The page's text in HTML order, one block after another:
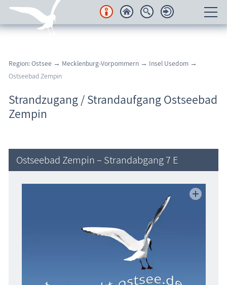
Regionales
Urlaubsorte
Karten
Wissenswertes
Region: Ostsee → Mecklenburg-Vorpommern → Insel Usedom →
Ostseebad Zempin
Strandzugang / Strandaufgang Ostseebad
Zempin
Ostseebad Zempin – Strandabgang 7 E